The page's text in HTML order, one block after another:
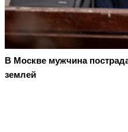
В Москве мужчина
землей